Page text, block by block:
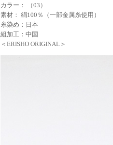
カラー： （03）
素材： 絹100％（一部金属糸使用）
糸染め：日本
組加工：中国
＜ERISHO ORIGINAL＞